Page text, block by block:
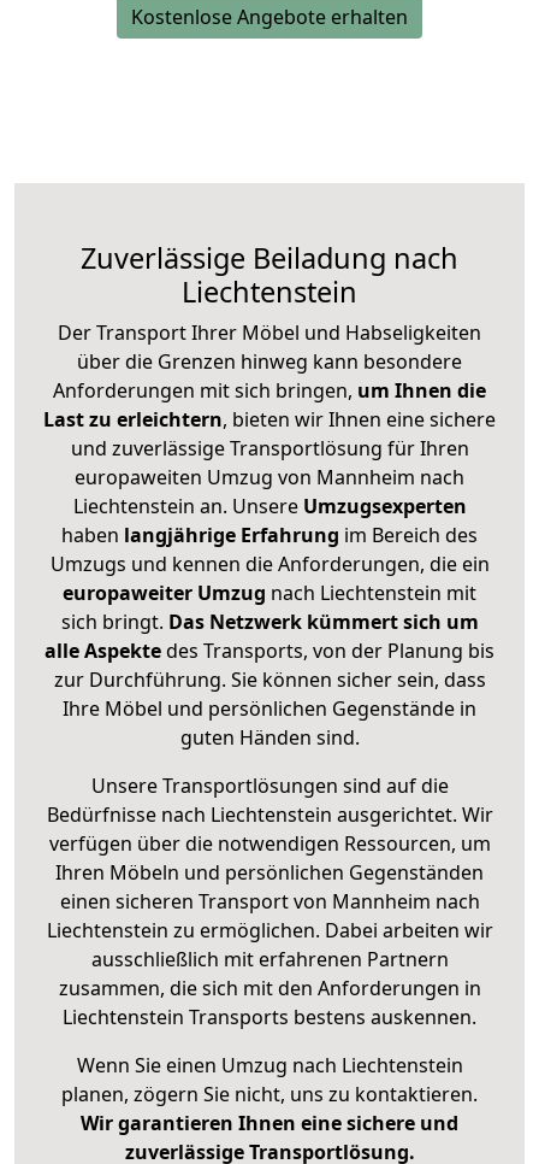
Kostenlose Angebote erhalten
Zuverlässige Beiladung nach
Liechtenstein
Der Transport Ihrer Möbel und Habseligkeiten
über die Grenzen hinweg kann besondere
Anforderungen mit sich bringen, um Ihnen die
Last zu erleichtern, bieten wir Ihnen eine sichere
und zuverlässige Transportlösung für Ihren
europaweiten Umzug von Mannheim nach
Liechtenstein an. Unsere Umzugsexperten
haben langjährige Erfahrung im Bereich des
Umzugs und kennen die Anforderungen, die ein
europaweiter Umzug nach Liechtenstein mit
sich bringt. Das Netzwerk kümmert sich um
alle Aspektedes Transports, von der Planung bis
zur Durchführung. Sie können sicher sein, dass
Ihre Möbel und persönlichen Gegenstände in
guten Händen sind.
Unsere Transportlösungen sind auf die
Bedürfnisse nach Liechtenstein ausgerichtet. Wir
verfügen über die notwendigen Ressourcen, um
Ihren Möbeln und persönlichen Gegenständen
einen sicheren Transport von Mannheim nach
Liechtenstein zu ermöglichen. Dabei arbeiten wir
ausschließlich mit erfahrenen Partnern
zusammen, die sich mit den Anforderungen in
Liechtenstein Transports bestens auskennen.
Wenn Sie einen Umzug nach Liechtenstein
planen, zögern Sie nicht, uns zu kontaktieren.
Wir garantieren Ihnen eine sichere und
zuverlässige Transportlösung.